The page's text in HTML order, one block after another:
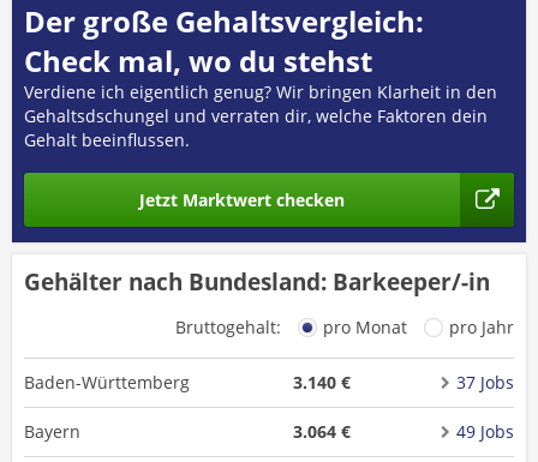
Der große Gehaltsvergleich:
Check mal, wo du stehst
Verdiene ich eigentlich genug? Wir bringen Klarheit in den
Gehaltsdschungel und verraten dir, welche Faktoren dein
Gehalt beeinflussen.
Jetzt Marktwert checken
Gehälter nach Bundesland: Barkeeper/-in
Bruttogehalt: pro Monat pro Jahr
Baden-Württemberg 3.140 € 37 Jobs
Bayern 3.064 € 49 Jobs